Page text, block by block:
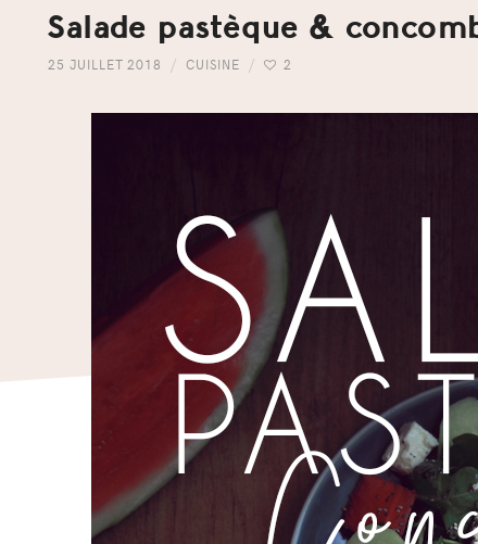
Salade pastèque &
25 JUILLET 2018 CUISINE 2